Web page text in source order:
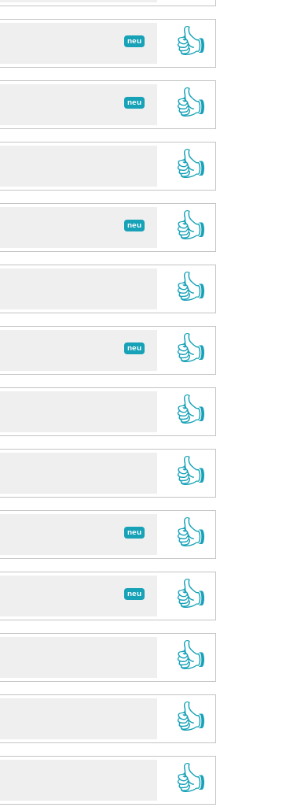
neu
👍
neu
👍
👍
neu
👍
👍
neu
👍
👍
👍
neu
👍
neu
👍
👍
👍
👍